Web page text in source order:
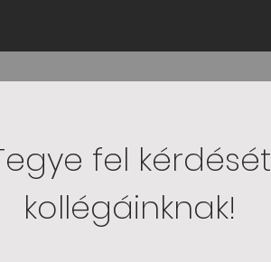
fel kérdését
kollégáinknak!